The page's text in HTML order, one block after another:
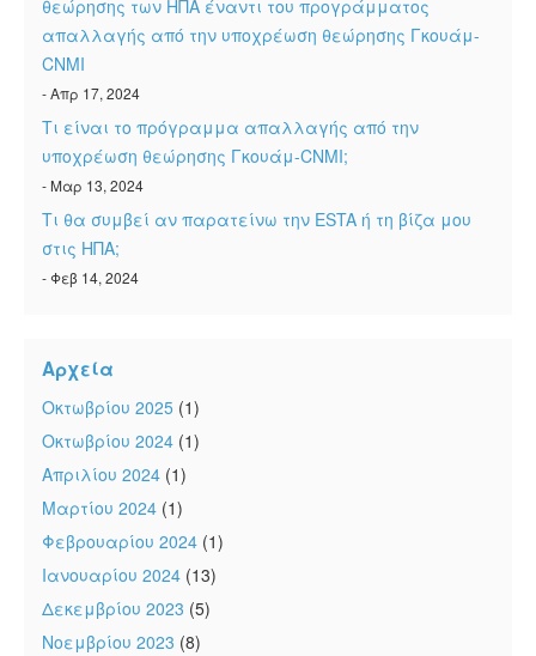
θεώρησης των ΗΠΑ έναντι του προγράμματος
απαλλαγής από την υποχρέωση θεώρησης Γκουάμ-
CNMI
- Απρ 17, 2024
Τι είναι το πρόγραμμα απαλλαγής από την
υποχρέωση θεώρησης Γκουάμ-CNMI;
- Μαρ 13, 2024
Τι θα συμβεί αν παρατείνω την ESTA ή τη βίζα μου
στις ΗΠΑ;
- Φεβ 14, 2024
Αρχεία
Οκτωβρίου 2025 (1)
Οκτωβρίου 2024 (1)
Απριλίου 2024 (1)
Μαρτίου 2024 (1)
Φεβρουαρίου 2024 (1)
Ιανουαρίου 2024 (13)
Δεκεμβρίου 2023 (5)
Νοεμβρίου 2023 (8)